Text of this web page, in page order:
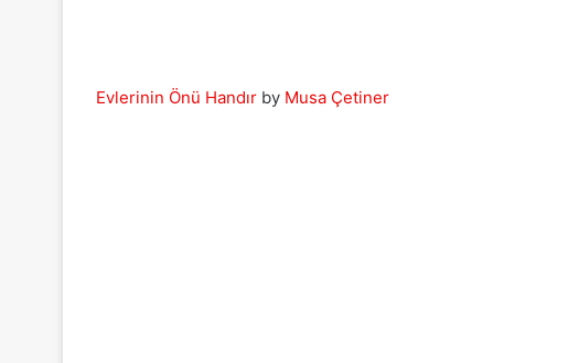
Evlerinin Önü Handır by Musa Çetiner